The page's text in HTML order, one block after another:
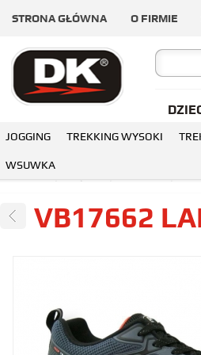
STRONA GŁÓWNA O FIRMIE
JOGGING TREKKING WYSOKI
WSUWKA
VB17662